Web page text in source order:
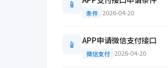
📱
条件 2026-04-20
📱 APP申请微信支付接口
微信支付 2026-04-20